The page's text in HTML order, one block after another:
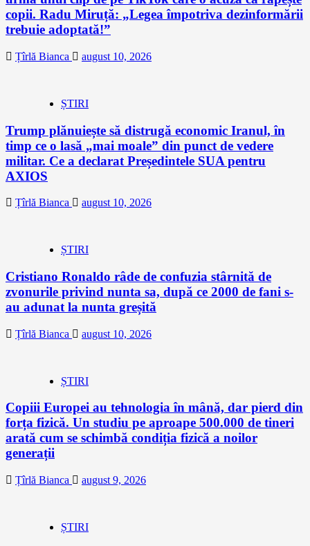
copii. Radu Miruță: „Legea împotriva dezinformării
trebuie adoptată!”
Țîrlă Bianca august 10, 2026
ȘTIRI
Trump plănuiește să distrugă economic Iranul, în
timp ce o lasă „mai moale” din punct de vedere
militar. Ce a declarat Președintele SUA pentru
AXIOS
Țîrlă Bianca august 10, 2026
ȘTIRI
Cristiano Ronaldo râde de confuzia stârnită de
zvonurile privind nunta sa, după ce 2000 de fani s-
au adunat la nunta greșită
Țîrlă Bianca august 10, 2026
ȘTIRI
Copiii Europei au tehnologia în mână, dar pierd din
forța fizică. Un studiu pe aproape 500.000 de tineri
arată cum se schimbă condiția fizică a noilor
generații
Țîrlă Bianca august 9, 2026
ȘTIRI